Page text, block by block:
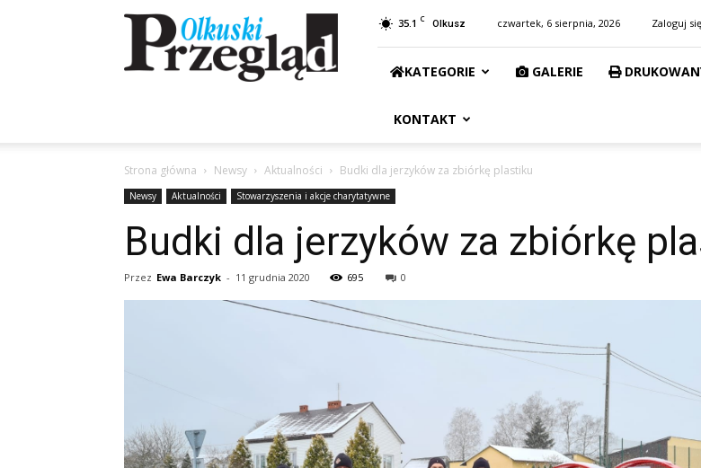
Przegląd
Olkuski
35.1 C Olkusz czwartek, 6 sierpnia, 2026 Zaloguj
KATEGORIE GALERIE
KONTAKT
Strona główna Newsy Aktualności Budki dla jerzyków za zbiórkę plastiku
Newsy Aktualności Stowarzyszenia i akcje charytatywne
Budki dla jerzyków za zbiórkę
Przez Ewa Barczyk - 11 grudnia 2020 695 0